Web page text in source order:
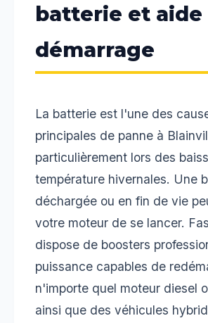
batterie et aide
démarrage
La batterie est l'une des
principales de panne à
particulièrement lors des
température hivernales. Une
déchargée ou en fin de vie
votre moteur de se lancer.
dispose de boosters
puissance capables de
n'importe quel moteur diesel
ainsi que des véhicules